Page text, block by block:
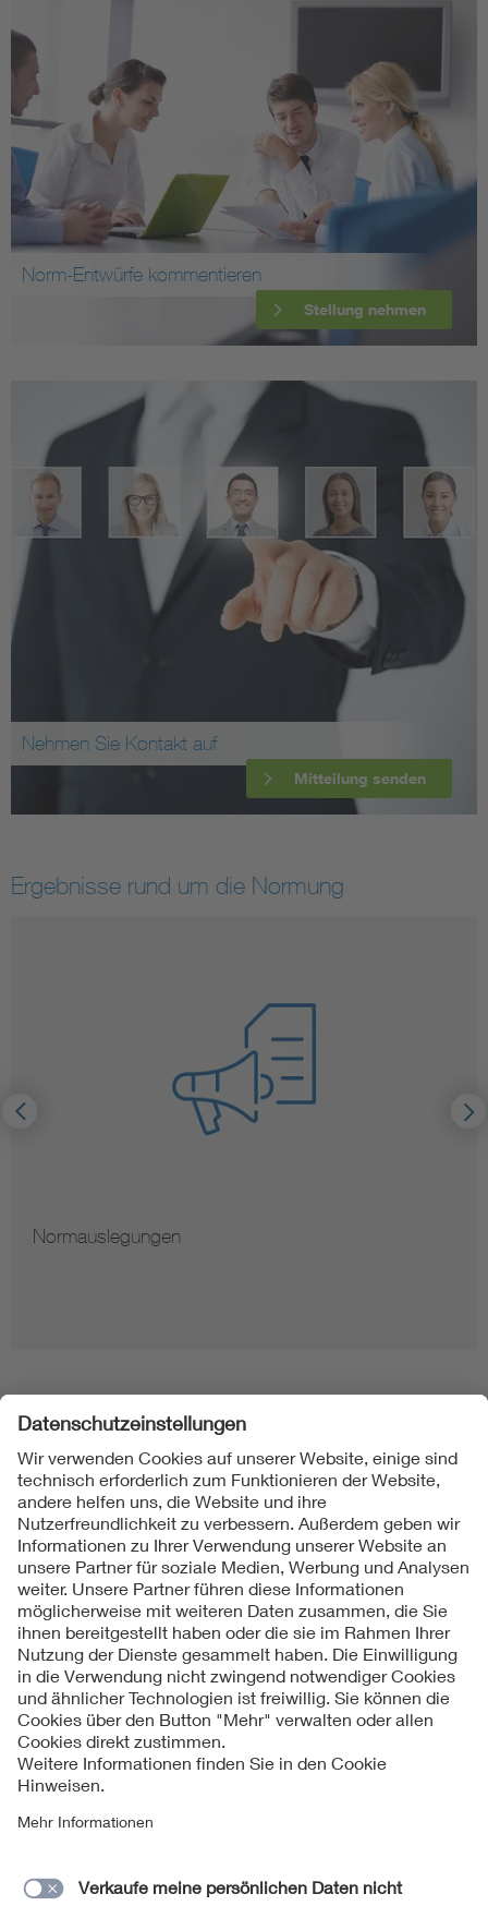
Norm-Entwürfe kommentieren
Stellung nehmen
Nehmen Sie Kontakt auf
Mitteilung senden
Ergebnisse rund um die Normung
Hinweise zur Vervielfältigung von Normen
Folgen Sie uns
Kontakt
Impressum
Datenschutzinformationen
Cookie Hinweise
Compliance
Jahresarchiv